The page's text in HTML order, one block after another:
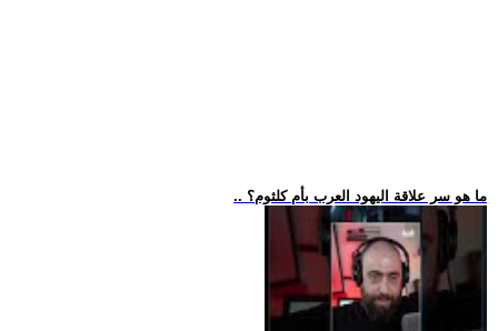
.. ما هو سر علاقة اليهود العرب بأم كلثوم؟